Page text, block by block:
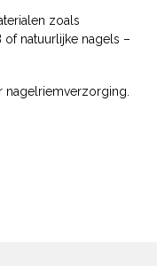
zoals
of natuurlijke nagels –